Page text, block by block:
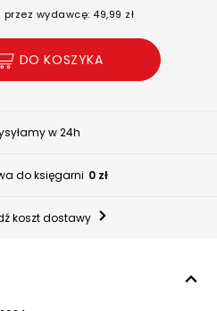
wydawcę: 49,99 zł
DO KOSZYKA
w 24h
do księgarni 0 zł
koszt dostawy